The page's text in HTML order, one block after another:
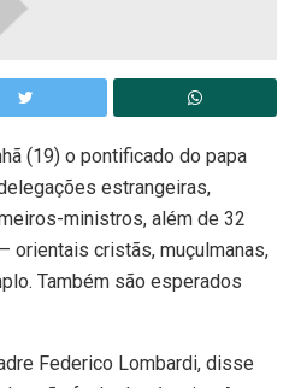
(19) o pontificado do papa
estrangeiras,
ministros, além de 32
orientais cristãs, muçulmanas,
Também são esperados
Federico Lombardi, disse